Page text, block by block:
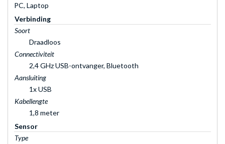
PC, Laptop
Verbinding
Soort
Draadloos
Connectiviteit
2,4 GHz USB-ontvanger, Bluetooth
Aansluiting
1x USB
Kabellengte
1,8 meter
Sensor
Type